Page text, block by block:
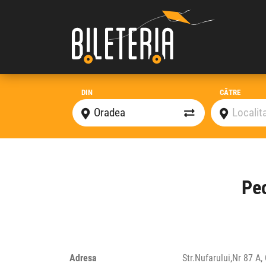
DIN CĂTRE
Adresa Str.Nufarului,Nr 87 A,